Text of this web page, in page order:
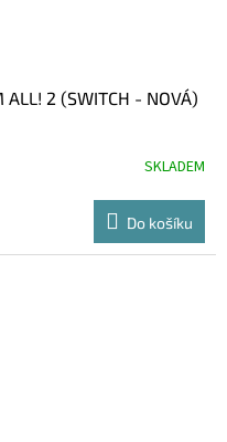
ALL! 2 (SWITCH - NOVÁ)
SKLADEM
Do košíku